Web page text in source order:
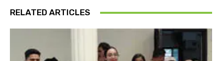
RELATED ARTICLES